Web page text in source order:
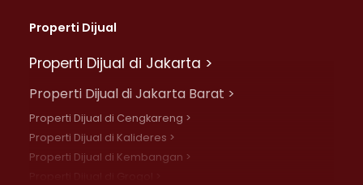
Properti Dijual
Properti Dijual di Jakarta >
Properti Dijual di Jakarta Barat >
Properti Dijual di Cengkareng >
Properti Dijual di Kalideres >
Properti Dijual di Kembangan >